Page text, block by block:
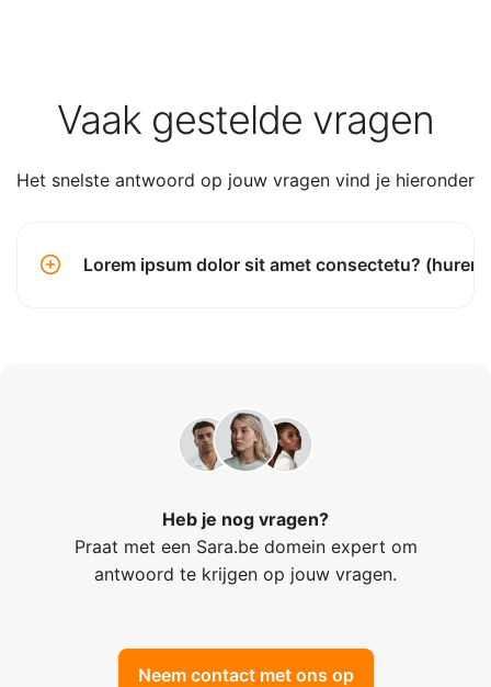
Vaak gestelde vragen
Het snelste antwoord op jouw vragen vind je hieronder
Lorem ipsum dolor sit amet consectetu? (huren)
Heb je nog vragen?
Praat met een Sara.be domein expert om
antwoord te krijgen op jouw vragen.
Neem contact met ons op